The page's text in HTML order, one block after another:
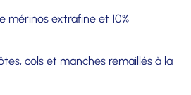
mérinos extrafine et 10%
cols et manches remaillés à la